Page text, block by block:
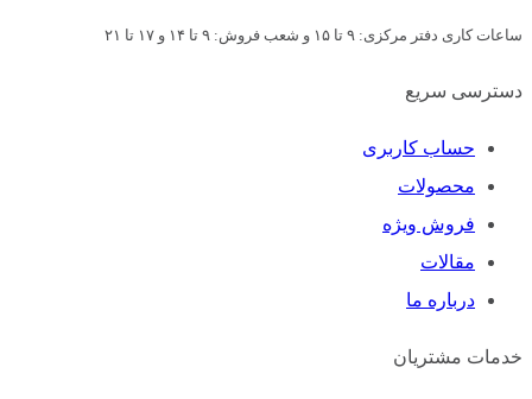
ساعات کاری دفتر مرکزی: ۹ تا ۱۵ و شعب فروش: ۹ تا ۱۴ و ۱۷ تا ۲۱
دسترسی سریع
حساب کاربری
محصولات
فروش ویژه
مقالات
درباره ما
خدمات مشتریان